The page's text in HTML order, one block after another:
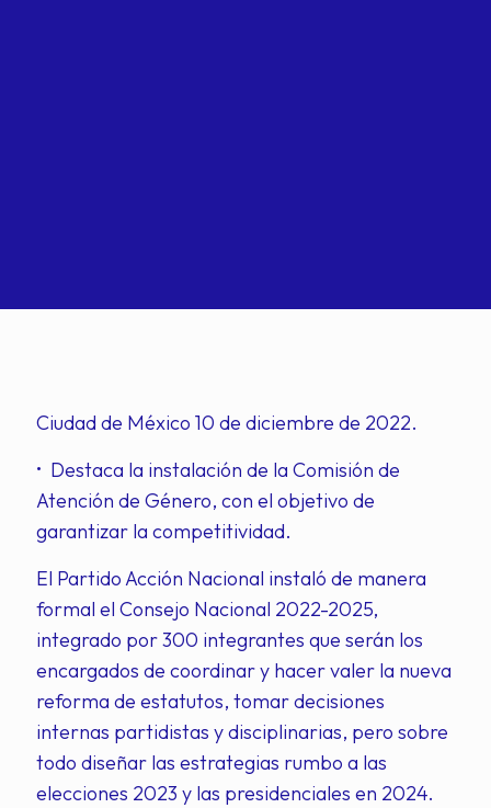
Ciudad de México 10 de diciembre de 2022.
• Destaca la instalación de la Comisión de
Atención de Género, con el objetivo de
garantizar la competitividad.
El Partido Acción Nacional instaló de manera
formal el Consejo Nacional 2022-2025,
integrado por 300 integrantes que serán los
encargados de coordinar y hacer valer la nueva
reforma de estatutos, tomar decisiones
internas partidistas y disciplinarias, pero sobre
todo diseñar las estrategias rumbo a las
elecciones 2023 y las presidenciales en 2024.